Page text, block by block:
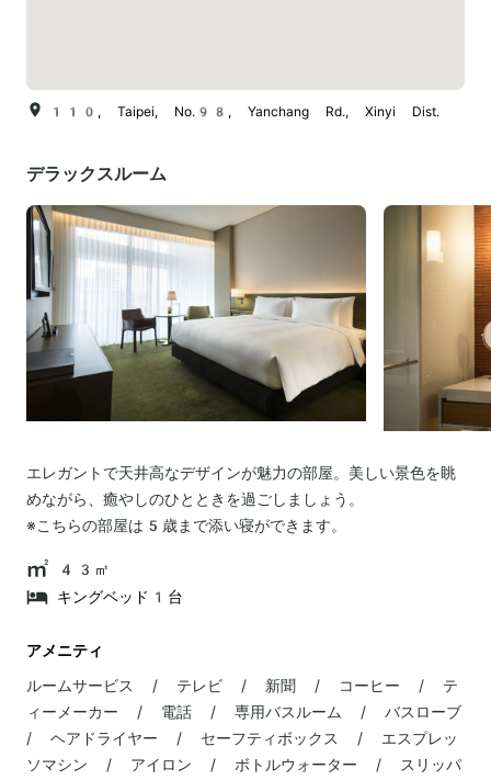
110, Taipei, No.98, Yanchang Rd., Xinyi Dist.
デラックスルーム
エレガントで天井高なデザインが魅力の部屋。美しい景色を眺
めながら、癒やしのひとときを過ごしましょう。
43㎡
キングベッド1台
アメニティ
ルームサービス / テレビ / 新聞 / コーヒー / テ
ィーメーカー / 電話 / 専用バスルーム / バスローブ
/ ヘアドライヤー / セーフティボックス / エスプレッ
ソマシン / アイロン / ボトルウォーター / スリッパ